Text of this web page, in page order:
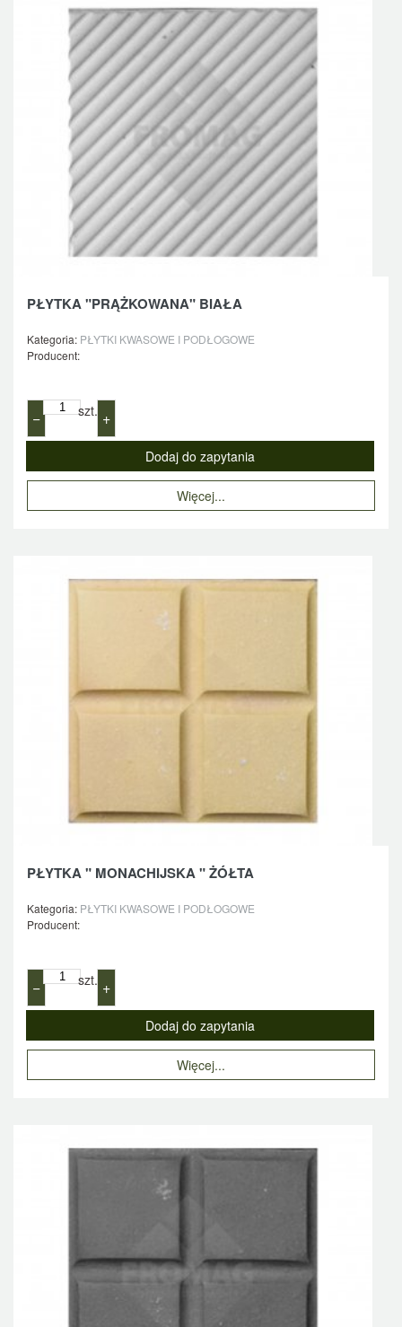
PŁYTKA "PRĄŻKOWANA" BIAŁA
Kategoria: PŁYTKI KWASOWE I PODŁOGOWE
Producent:
− szt. +
Więcej...
PŁYTKA " MONACHIJSKA " ŻÓŁTA
Kategoria: PŁYTKI KWASOWE I PODŁOGOWE
Producent:
− szt. +
Więcej...